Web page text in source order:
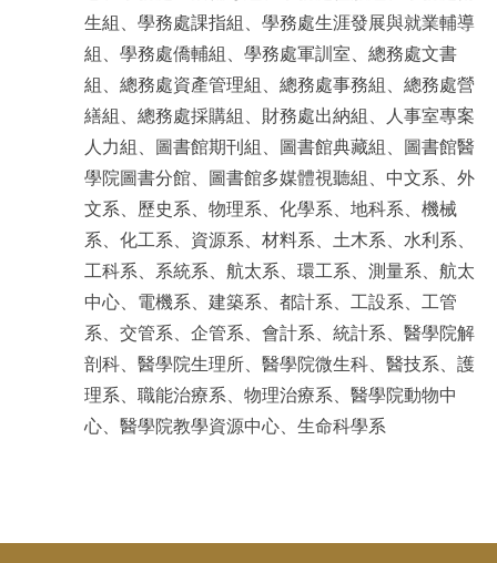
生組、學務處課指組、學務處生涯發展與就業輔導
組、學務處僑輔組、學務處軍訓室、總務處文書
組、總務處資產管理組、總務處事務組、總務處營
繕組、總務處採購組、財務處出納組、人事室專案
人力組、圖書館期刊組、圖書館典藏組、圖書館醫
學院圖書分館、圖書館多媒體視聽組、中文系、外
文系、歷史系、物理系、化學系、地科系、機械
系、化工系、資源系、材料系、土木系、水利系、
工科系、系統系、航太系、環工系、測量系、航太
中心、電機系、建築系、都計系、工設系、工管
系、交管系、企管系、會計系、統計系、醫學院解
剖科、醫學院生理所、醫學院微生科、醫技系、護
理系、職能治療系、物理治療系、醫學院動物中
心、醫學院教學資源中心、生命科學系